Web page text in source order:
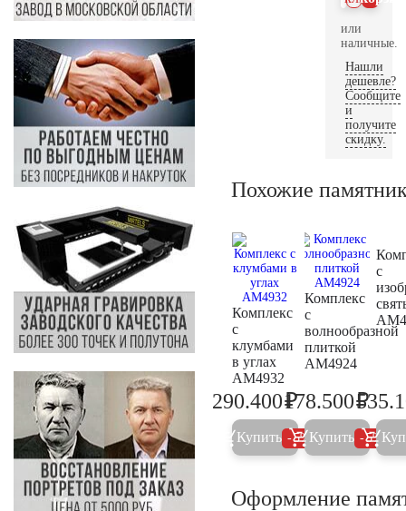
или
наличные.
Нашли
дешевле?
Сообщите
и
получите
скидку.
Похожие
Комплекс
с
клумбами
в углах
AM4932
305.700
290.400₽
Купить 5%
Комплекс
с
волнообразной
плиткой
AM4924
178.500₽
Купить 5%
с
Оформление